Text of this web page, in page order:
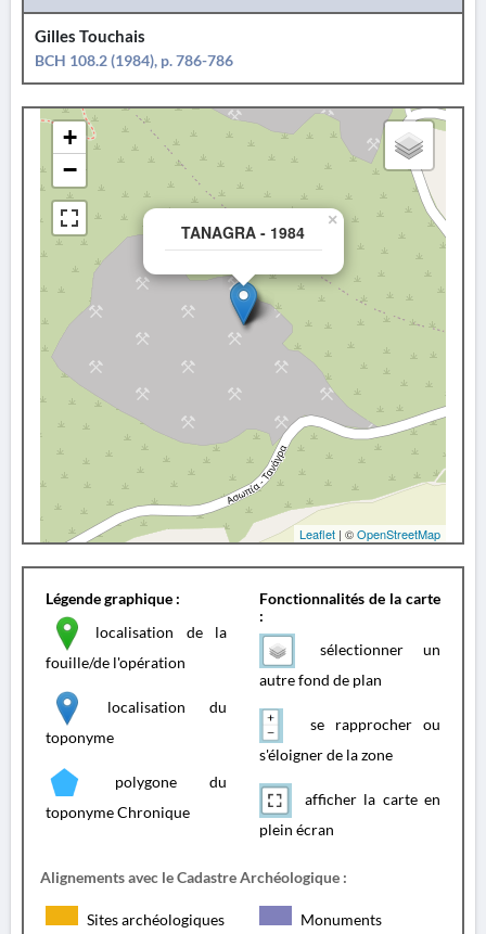
Gilles Touchais
BCH 108.2 (1984), p. 786-786
TANAGRA - 1984
×
+
−
Leaflet | ©OpenStreetMap
Légende graphique :
localisation de la
fouille/de l'opération
localisation du
toponyme
polygone du
toponyme Chronique
Fonctionnalités de la carte
:
sélectionner un
autre fond de plan
se rapprocher ou
s'éloigner de la zone
afficher la carte en
plein écran
Alignements avec le Cadastre Archéologique :
Sites archéologiques Monuments